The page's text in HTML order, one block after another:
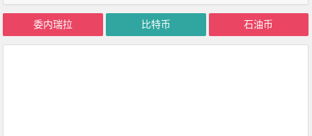
委内瑞拉 比特币 石油币